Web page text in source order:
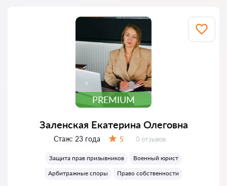
PREMIUM
Заленская Екатерина Олеговна
Стаж: 23 года 5 Отзывов:
0 отзывов
Защита прав призывников
Военный юрист
Арбитражные споры
Право собственности